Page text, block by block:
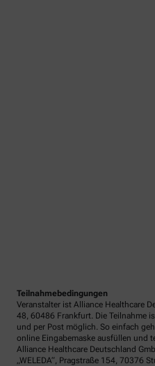
Teilnahmebedingungen
Veranstalter ist Alliance Healthcare
48, 60486 Frankfurt. Die Teilnahme
und per Post möglich. So einfach
online Eingabemaske ausfüllen und
Alliance Healthcare Deutschland
„WELEDA“, Pragstraße 154, 70376